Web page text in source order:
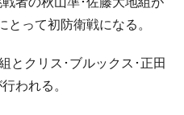
って初防衛戦になる。
とクリス･ブルックス･正田
われる。